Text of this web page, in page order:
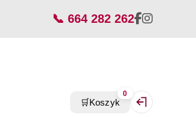
📞 664 282 262
🛒Koszyk
0
Zaloguj się /